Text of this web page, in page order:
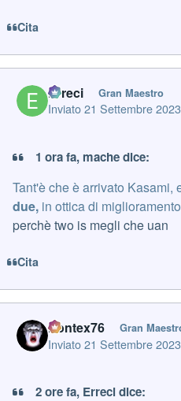
Cita
Erreci Gran Maestro
Inviato21 Settembre 2023
1 ora fa, mache dice:
Tant'è che è arrivato Kasami,
due, in ottica di
perchè two is megli che uan
Cita
Pontex76 Gran
Inviato21 Settembre 2023
2 ore fa, Erreci dice: